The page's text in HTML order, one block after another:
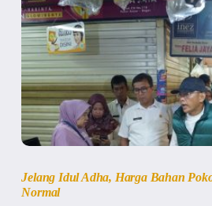
Jelang Idul Adha, Harga Bahan
Normal